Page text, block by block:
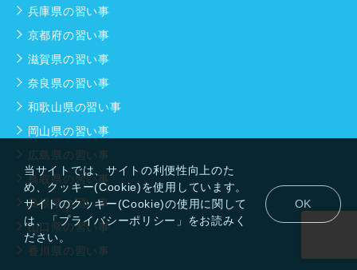
当サイトでは、サイトの利便性向上のた
め、クッキー(Cookie)を使用しています。
サイトのクッキー(Cookie)の使用に関して
は、「プライバシーポリシー」をお読みく
ださい。
OK
兵庫県の習い事
京都府の習い事
滋賀県の習い事
奈良県の習い事
和歌山県の習い事
岡山県の習い事
広島県の習い事
鳥取県の習い事
島根県の習い事
山口県の習い事
香川県の習い事